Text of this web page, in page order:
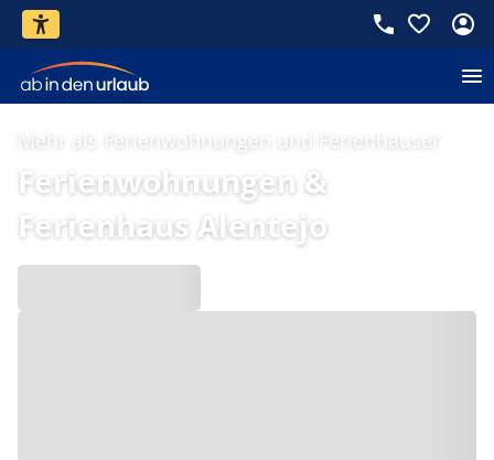
Mehr als Ferienwohnungen und Ferienhäuser
Ferienwohnungen &
Ferienhaus Alentejo